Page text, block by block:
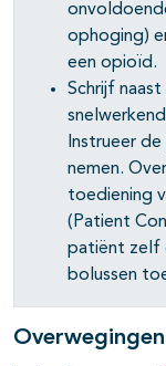
ophoging)
een opioïd.
Schrijf
Instrueer
nemen.
toediening
(Patient
patiënt zelf
bolussen
Overwegingen